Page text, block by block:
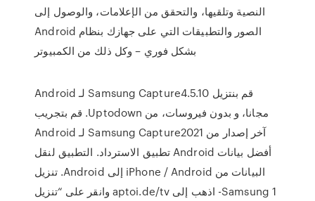
النصية وتلقيها، والتحقق من الإعلامات، والوصول إلى
الصور والتطبيقات التي على جهازك بنظام Android
بشكل فوري – وكل ذلك من الكمبيوتر
‫قم بنتزيل Samsung Capture4.5.10 لـ Android
مجانا، و بدون فيروسات، من Uptodown. قم بتجريب
آخر إصدار من Samsung Capture2021 لـ Android
أفضل بيانات Android تطبيق الاسترداد. التطبيق لنقل
البيانات من iPhone / Android إلى Android. تنزيل
Samsung 1- اذهب إلى aptoi.de/tv وانقر على “تنزيل